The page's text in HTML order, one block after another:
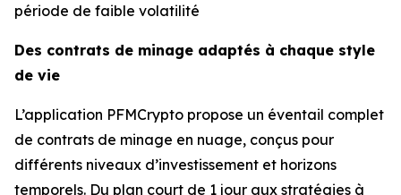
période de faible volatilité
Des contrats de minage adaptés à chaque style
de vie
L’application PFMCrypto propose un éventail complet
de contrats de minage en nuage, conçus pour
différents niveaux d’investissement et horizons
temporels. Du plan court de 1 jour aux stratégies à